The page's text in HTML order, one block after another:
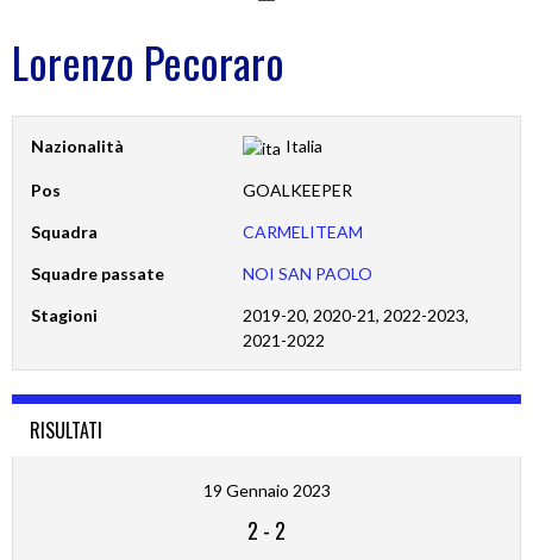
Lorenzo Pecoraro
Nazionalità Italia
Pos GOALKEEPER
Squadra CARMELITEAM
Squadre passate NOI SAN PAOLO
Stagioni
2019-20, 2020-21, 2022-2023,
2021-2022
RISULTATI
19 Gennaio 2023
2 - 2